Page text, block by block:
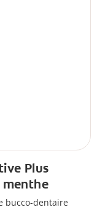
Plus
bucco-dentaire